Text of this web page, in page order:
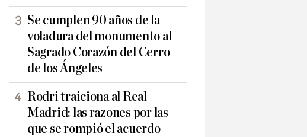
Se cumplen 90 años de la
voladura del monumento al
Sagrado Corazón del Cerro
de los Ángeles
Rodri traiciona al Real
Madrid: las razones por las
que se rompió el acuerdo